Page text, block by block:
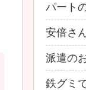
パート
安倍さ
派遣の
鉄グミ